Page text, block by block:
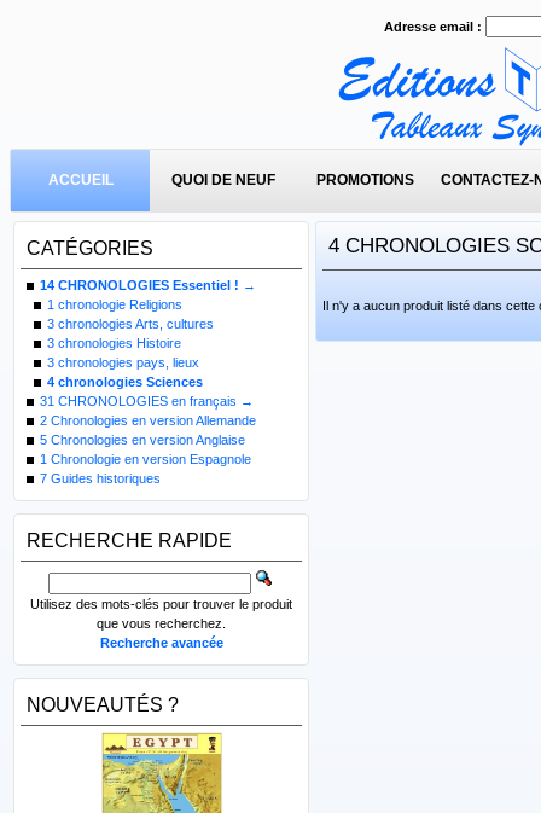
Adresse email :
ACCUEIL QUOI DE NEUF PROMOTIONS CONTACTEZ-
4 CHRONOLOGIES
Il n'y a aucun produit listé dans cette
CATÉGORIES
14 CHRONOLOGIES Essentiel ! →
1 chronologie Religions
3 chronologies Arts, cultures
3 chronologies Histoire
3 chronologies pays, lieux
4 chronologies Sciences
31 CHRONOLOGIES en français →
2 Chronologies en version Allemande
5 Chronologies en version Anglaise
1 Chronologie en version Espagnole
7 Guides historiques
RECHERCHE RAPIDE
Utilisez des mots-clés pour trouver le produit
que vous recherchez.
Recherche avancée
NOUVEAUTÉS ?